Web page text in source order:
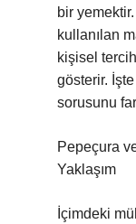
bir
kullanılan
kişisel
gösterir. İşte
sorusunu
Pepeçura
Yaklaşım
İçimdeki